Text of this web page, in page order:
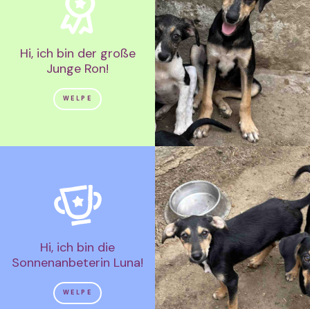
Hi, ich bin der große
Junge Ron!
WELPE
Hi, ich bin die
Sonnenanbeterin Luna!
WELPE